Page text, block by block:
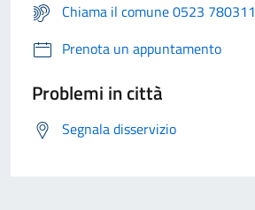
Chiama il comune 0523 780311
Prenota un appuntamento
Problemi in città
Segnala disservizio